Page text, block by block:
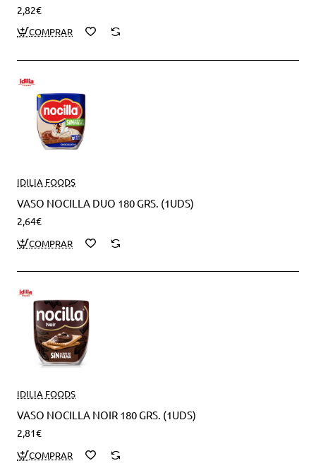
2,82€
IDILIA FOODS
VASO NOCILLA DUO 180 GRS. (1UDS)
2,64€
IDILIA FOODS
VASO NOCILLA NOIR 180 GRS. (1UDS)
2,81€